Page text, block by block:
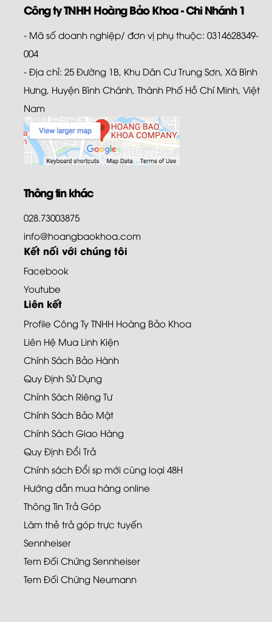
Công ty TNHH Hoàng Bảo Khoa - Chi Nhánh 1
- Mã số doanh nghiệp/ đơn vị phụ thuộc: 0314628349-
004
- Địa chỉ: 25 Đường 1B, Khu Dân Cư Trung Sơn, Xã Bình
Hưng, Huyện Bình Chánh, Thành Phố Hồ Chí Minh, Việt
Nam
Thông tin khác
028.73003875
info@hoangbaokhoa.com
Kết nối với chúng tôi
Facebook
Youtube
Liên kết
Profile Công Ty TNHH Hoàng Bảo Khoa
Liên Hệ Mua Linh Kiện
Chính Sách Bảo Hành
Quy Định Sử Dụng
Chính Sách Riêng Tư
Chính Sách Bảo Mật
Chính Sách Giao Hàng
Quy Định Đổi Trả
Chính sách Đổi sp mới cùng loại 48H
Hướng dẫn mua hàng online
Thông Tin Trả Góp
Làm thẻ trả góp trực tuyến
Sennheiser
Tem Đối Chứng Sennheiser
Tem Đối Chứng Neumann